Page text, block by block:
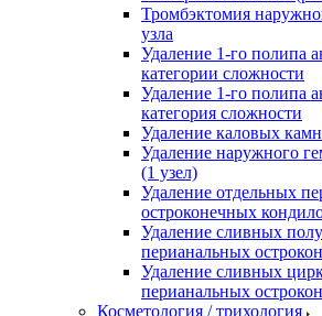
Тромбэктомия
узла
Удаление 1-го полипа
категории сложности
Удаление 1-го полипа
категория сложности
Удаление каловых
Удаление наружного
(1 узел)
Удаление отдельных
остроконечных
Удаление сливных
перианальных
Удаление сливных
перианальных
Косметология / трихология